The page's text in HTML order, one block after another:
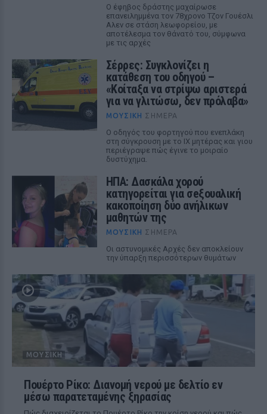
Ο έφηβος δράστης μαχαίρωσε
επανειλημμένα τον 78χρονο Τζον Γουέσλι
Αλεν σε στάση λεωφορείου, με
αποτέλεσμα τον θάνατό του, σύμφωνα
με τις αρχές
Σέρρες: Συγκλονίζει η
κατάθεση του οδηγού –
«Κοίταξα να στρίψω αριστερά
για να γλιτώσω, δεν πρόλαβα»
ΜΟΥΣΙΚΉ ΣΉΜΕΡΑ
Ο οδηγός του φορτηγού που ενεπλάκη
στη σύγκρουση με το ΙΧ μητέρας και γιου
περιέγραψε πώς έγινε το μοιραίο
δυστύχημα.
ΗΠΑ: Δασκάλα χορού
κατηγορείται για σeξουαλική
κακοποίηση δύο ανήλικων
μαθητών της
ΜΟΥΣΙΚΉ ΣΉΜΕΡΑ
Οι αστυνομικές Αρχές δεν αποκλείουν
την ύπαρξη περισσότερων θυμάτων
ΜΟΥΣΙΚΉ
Πουέρτο Ρίκο: Διανομή νερού με δελτίο εν
μέσω παρατεταμένης ξηρασίας